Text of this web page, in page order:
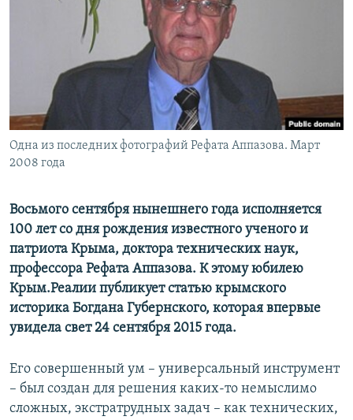
ПРОПАВШИЕ БЕЗ ВЕСТИ
ПОБЕДИТЕЛЕЙ НЕ СУДЯТ?
КРЫМ.НЕПОКОРЕННЫЙ
ELIFBE
УКРАИНСКАЯ ПРОБЛЕМА КРЫМА
ПРИСОЕДИНЯЙТЕСЬ!
Все сайты RFE/RL
Одна из последних фотографий Рефата Аппазова. Март
2008 года
Восьмого сентября нынешнего года исполняется
100 лет со дня рождения известного ученого и
патриота Крыма, доктора технических наук,
профессора Рефата Аппазова. К этому юбилею
Крым.Реалии публикует статью крымского
историка Богдана Губернского, которая впервые
увидела свет 24 сентября 2015 года.
Его совершенный ум – универсальный инструмент
– был создан для решения каких-то немыслимо
сложных, экстратрудных задач – как технических,